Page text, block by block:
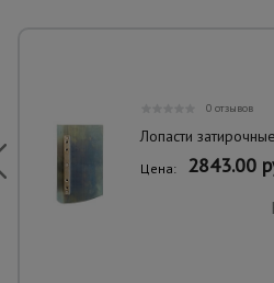
0 отзывов
Лопасти
Цена: 2843.00